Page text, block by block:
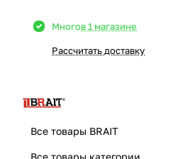
Многов 1 магазине
Рассчитать доставку
Все товары BRAIT
Все товары категории
банка